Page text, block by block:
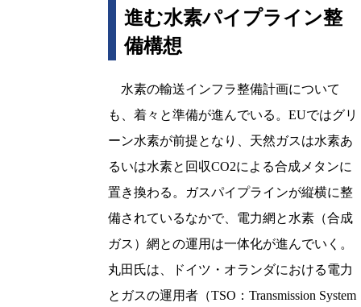
進む水素パイプライン整
備構想
水素の輸送インフラ整備計画について
も、着々と準備が進んでいる。EUではグリ
ーン水素が前提となり、天然ガスは水素あ
るいは水素と回収CO2による合成メタンに
置き換わる。ガスパイプラインが縦横に整
備されているなかで、電力網と水素（合成
ガス）網との運用は一体化が進んでいく。
丸田氏は、ドイツ・オランダにおける電力
とガスの運用者（TSO：Transmission System